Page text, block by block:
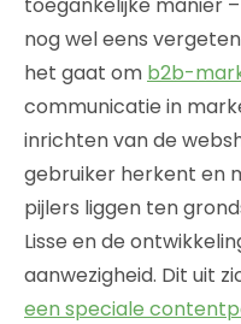
nog wel eens
het gaat om b2b-
communicatie in
inrichten van de
gebruiker herkent en
pijlers liggen ten
Lisse en de
aanwezigheid. Dit uit
een speciale